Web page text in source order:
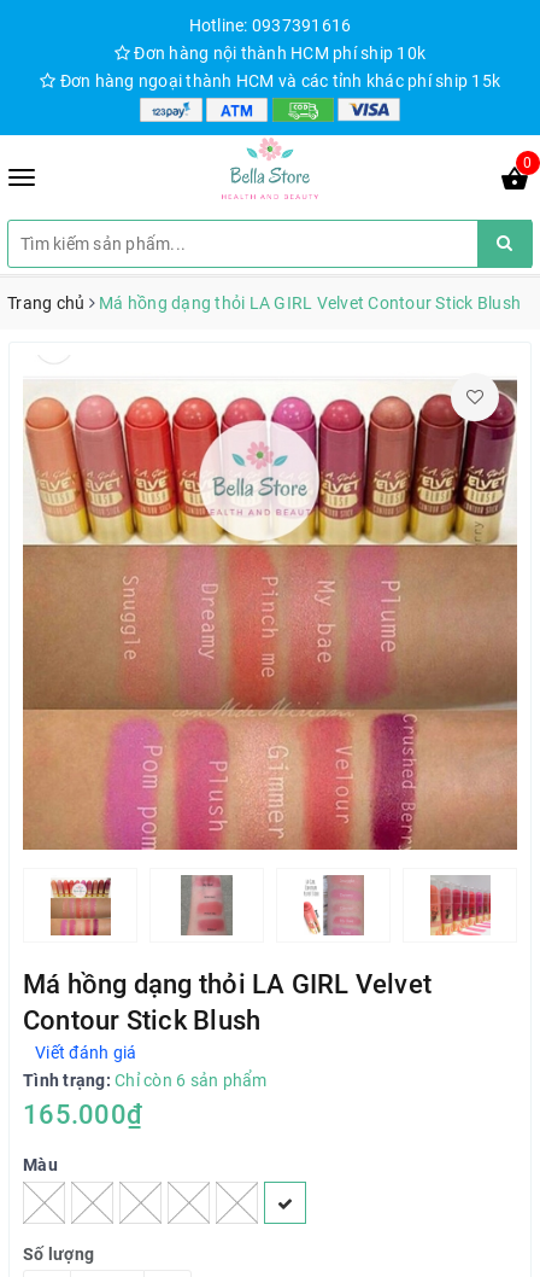
Hotline: 0937391616
Đơn hàng nội thành HCM phí ship 10k
Đơn hàng ngoại thành HCM và các tỉnh khác phí ship 15k
0
Trang chủ Má hồng dạng thỏi LA GIRL Velvet Contour Stick Blush
Má hồng dạng thỏi LA GIRL Velvet
Contour Stick Blush
Viết đánh giá
Tình trạng: Chỉ còn 6 sản phẩm
165.000₫
Màu
Số lượng